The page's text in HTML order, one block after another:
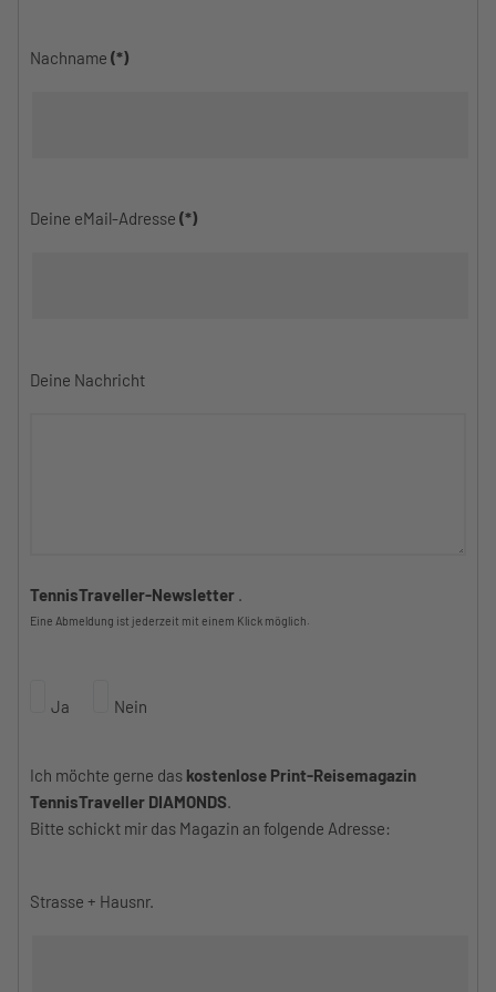
Nachname (*)
Deine eMail-Adresse (*)
Deine Nachricht
TennisTraveller-Newsletter .
Eine Abmeldung ist jederzeit mit einem Klick möglich.
Ja Nein
Ich möchte gerne das kostenlose Print-Reisemagazin
TennisTraveller DIAMONDS.
Bitte schickt mir das Magazin an folgende Adresse:
Strasse + Hausnr.